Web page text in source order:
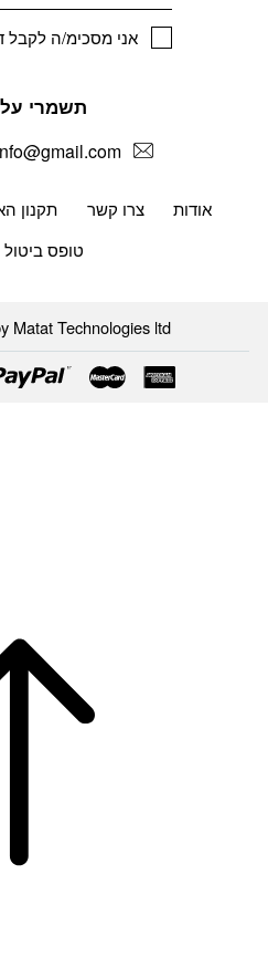
אני מסכימ/ה לקבל
אודות צרו קשר תקנון
טופס
תשמרי
Matat Technologies ltd